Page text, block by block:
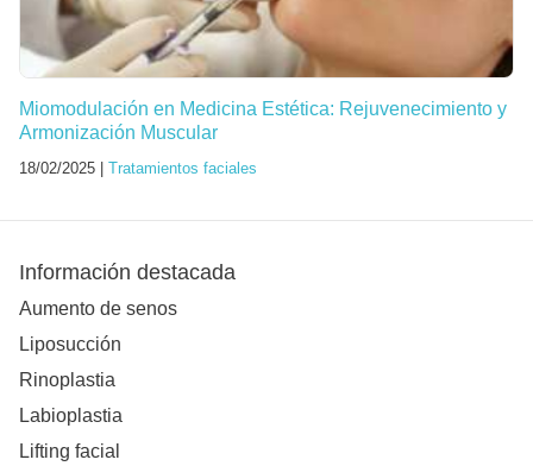
Miomodulación en Medicina Estética: Rejuvenecimiento y
Armonización Muscular
18/02/2025 | Tratamientos faciales
Información destacada
Aumento de senos
Liposucción
Rinoplastia
Labioplastia
Lifting facial